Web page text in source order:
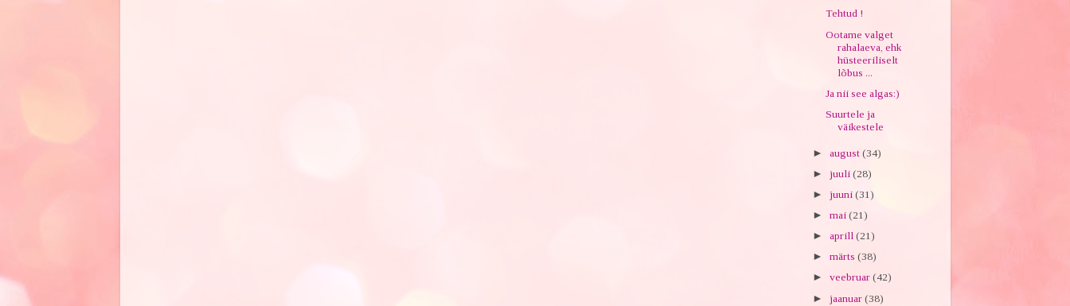
Tehtud !
Ootame valget
rahalaeva, ehk
hüsteeriliselt
lõbus ...
Ja nii see algas:)
Suurtele ja
väikestele
► august (34)
► juuli (28)
► juuni (31)
► mai (21)
► aprill (21)
► märts (38)
► veebruar (42)
► jaanuar (38)